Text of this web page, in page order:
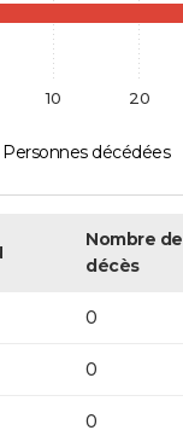
Personnes décédées
10 20
Nombre de
décès
0
0
0